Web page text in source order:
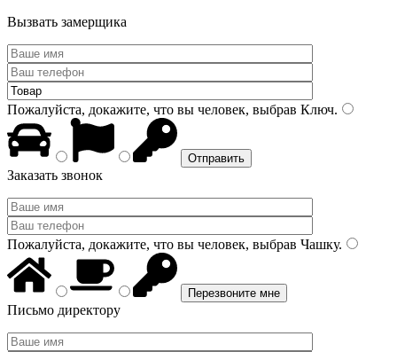
Вызвать замерщика
Пожалуйста, докажите, что вы человек, выбрав Ключ.
Заказать звонок
Пожалуйста, докажите, что вы человек, выбрав Чашку.
Письмо директору